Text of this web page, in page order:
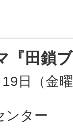
『田鎖
日（金
ンター